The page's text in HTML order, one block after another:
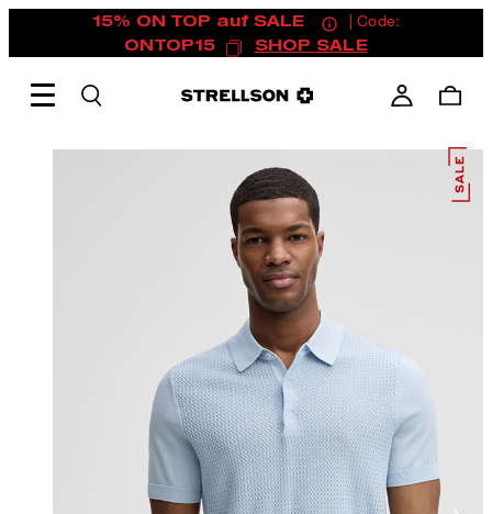
15% ON TOP auf SALE
| Code:
ONTOP15
SHOP SALE